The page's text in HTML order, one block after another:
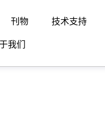
刊物 技术支持
我们